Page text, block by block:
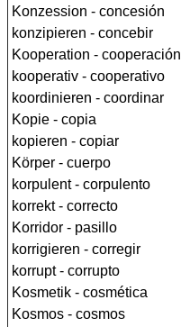
Konzession - concesión
konzipieren - concebir
Kooperation - cooperación
kooperativ - cooperativo
koordinieren - coordinar
Kopie - copia
kopieren - copiar
Körper - cuerpo
korpulent - corpulento
korrekt - correcto
Korridor - pasillo
korrigieren - corregir
korrupt - corrupto
Kosmetik - cosmética
Kosmos - cosmos